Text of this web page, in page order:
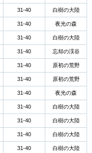
31-40 白樹の大陸
31-40 夜光の森
31-40 白樹の大陸
31-40 忘却の渓谷
31-40 原初の荒野
31-40 原初の荒野
31-40 夜光の森
31-40 白樹の大陸
31-40 白樹の大陸
31-40 白樹の大陸
31-40 白樹の大陸